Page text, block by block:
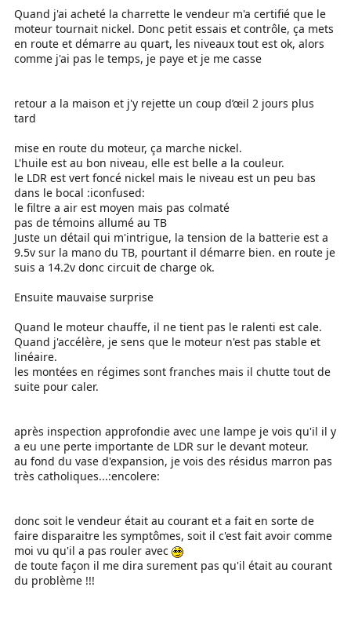
Quand j'ai acheté la charrette le vendeur m'a certifié que le
moteur tournait nickel. Donc petit essais et contrôle, ça mets
en route et démarre au quart, les niveaux tout est ok, alors
comme j'ai pas le temps, je paye et je me casse
retour a la maison et j'y rejette un coup d’œil 2 jours plus
tard
mise en route du moteur, ça marche nickel.
L'huile est au bon niveau, elle est belle a la couleur.
le LDR est vert foncé nickel mais le niveau est un peu bas
dans le bocal :iconfused:
le filtre a air est moyen mais pas colmaté
pas de témoins allumé au TB
Juste un détail qui m'intrigue, la tension de la batterie est a
9.5v sur la mano du TB, pourtant il démarre bien. en route je
suis a 14.2v donc circuit de charge ok.
Ensuite mauvaise surprise
Quand le moteur chauffe, il ne tient pas le ralenti est cale.
Quand j'accélère, je sens que le moteur n'est pas stable et
linéaire.
les montées en régimes sont franches mais il chutte tout de
suite pour caler.
après inspection approfondie avec une lampe je vois qu'il il y
a eu une perte importante de LDR sur le devant moteur.
au fond du vase d'expansion, je vois des résidus marron pas
très catholiques...:encolere:
donc soit le vendeur était au courant et a fait en sorte de
faire disparaitre les symptômes, soit il c'est fait avoir comme
moi vu qu'il a pas rouler avec
de toute façon il me dira surement pas qu'il était au courant
du problème !!!